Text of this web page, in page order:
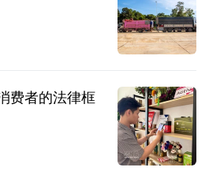
费者的法律框